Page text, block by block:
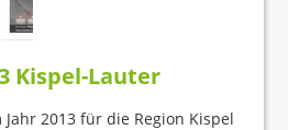
Kispel-Lauter
2013 für die Region Kispel